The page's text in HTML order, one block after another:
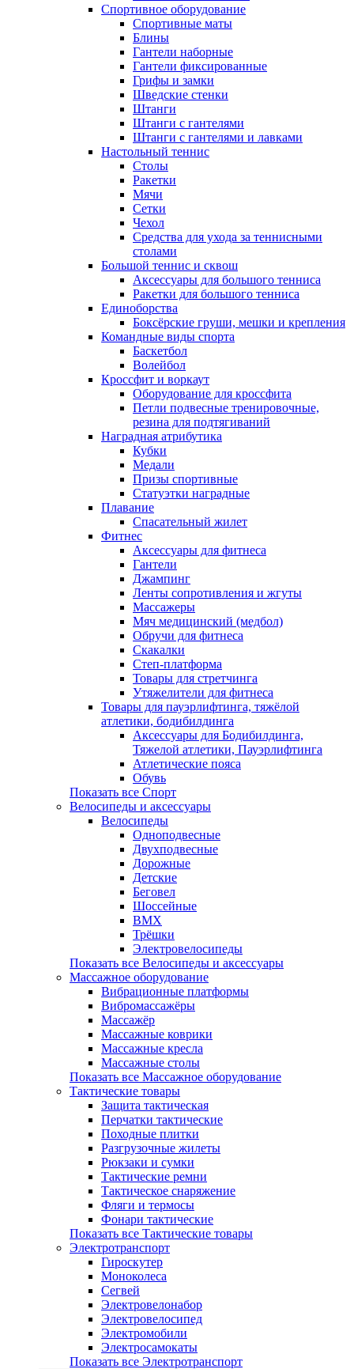
Спортивное оборудование
Спортивные маты
Блины
Гантели наборные
Гантели фиксированные
Грифы и замки
Шведские стенки
Штанги
Штанги с гантелями
Штанги с гантелями и лавками
Настольный теннис
Столы
Ракетки
Мячи
Сетки
Чехол
Средства для ухода за теннисными
столами
Большой теннис и сквош
Аксессуары для большого тенниса
Ракетки для большого тенниса
Единоборства
Боксёрские груши, мешки и крепления
Командные виды спорта
Баскетбол
Волейбол
Кроссфит и воркаут
Оборудование для кроссфита
Петли подвесные тренировочные,
резина для подтягиваний
Наградная атрибутика
Кубки
Медали
Призы спортивные
Статуэтки наградные
Плавание
Спасательный жилет
Фитнес
Аксессуары для фитнеса
Гантели
Джампинг
Ленты сопротивления и жгуты
Массажеры
Мяч медицинский (медбол)
Обручи для фитнеса
Скакалки
Степ-платформа
Товары для стретчинга
Утяжелители для фитнеса
Товары для пауэрлифтинга, тяжёлой
атлетики, бодибилдинга
Аксессуары для Бодибилдинга,
Тяжелой атлетики, Пауэрлифтинга
Атлетические пояса
Обувь
Показать все Спорт
Велосипеды и аксессуары
Велосипеды
Одноподвесные
Двухподвесные
Дорожные
Детские
Беговел
Шоссейные
BMX
Трёшки
Электровелосипеды
Показать все Велосипеды и аксессуары
Массажное оборудование
Вибрационные платформы
Вибромассажёры
Массажёр
Массажные коврики
Массажные кресла
Массажные столы
Показать все Массажное оборудование
Тактические товары
Защита тактическая
Перчатки тактические
Походные плитки
Разгрузочные жилеты
Рюкзаки и сумки
Тактические ремни
Тактическое снаряжение
Фляги и термосы
Фонари тактические
Показать все Тактические товары
Электротранспорт
Гироскутер
Моноколеса
Сегвей
Электровелонабор
Электровелосипед
Электромобили
Электросамокаты
Показать все Электротранспорт